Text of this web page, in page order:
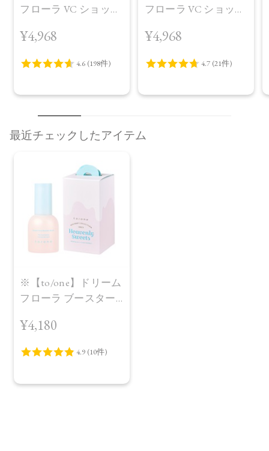
フローラ VC ショット
¥4,968
フローラ VC ショット
プラス＜限定品＞
¥4,968
最近チェックしたアイテム
※【to/one】ドリーム
フローラ ブースター
Collection＞
¥4,180